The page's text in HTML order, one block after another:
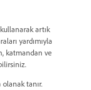
artık
yardımıyla
katmandan ve
tanır.